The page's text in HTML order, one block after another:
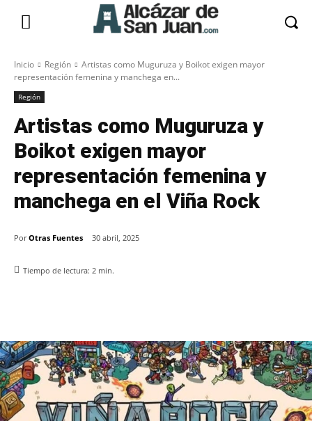
Inicio Región
Artistas como Muguruza y Boikot exigen mayor
representación femenina y manchega en...
Región
Artistas como Muguruza y
Boikot exigen mayor
representación femenina y
manchega en el Viña Rock
Por Otras Fuentes 30 abril, 2025
Tiempo de lectura: 2 min.